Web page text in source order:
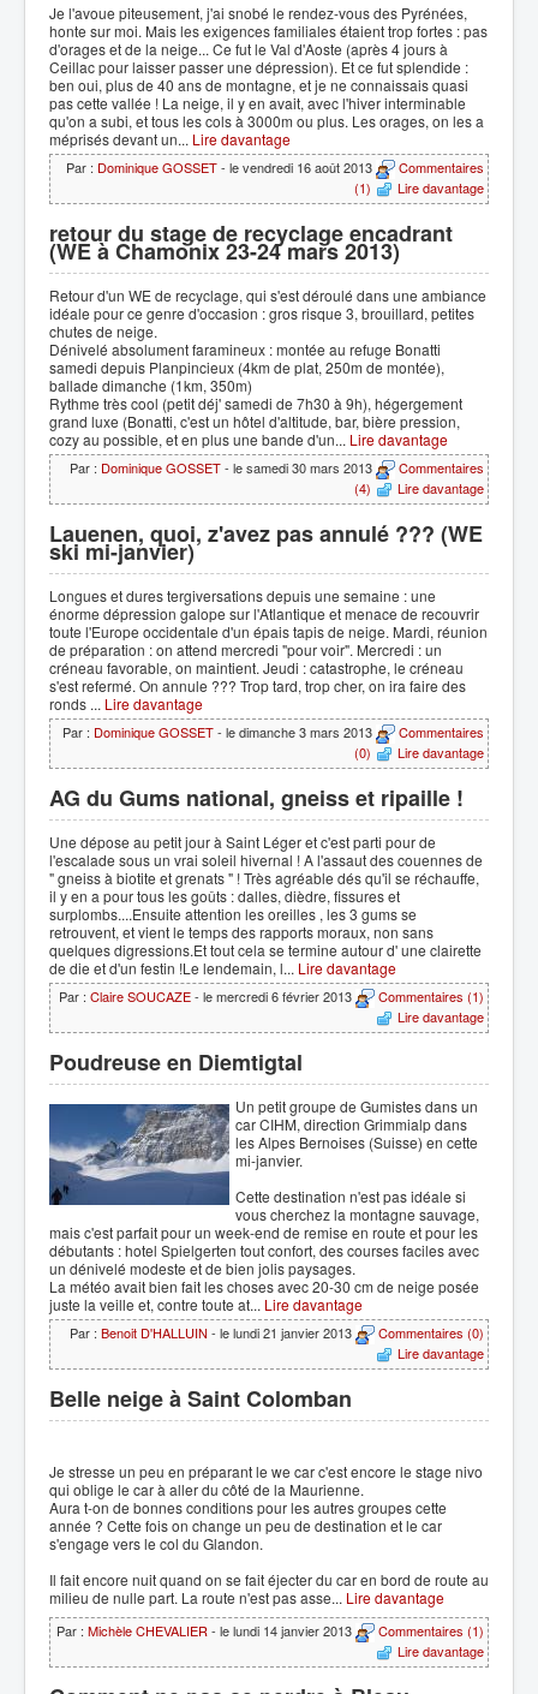
Je l'avoue piteusement, j'ai snobé le rendez-vous des Pyrénées,
honte sur moi. Mais les exigences familiales étaient trop fortes : pas
d'orages et de la neige... Ce fut le Val d'Aoste (après 4 jours à
Ceillac pour laisser passer une dépression). Et ce fut splendide :
ben oui, plus de 40 ans de montagne, et je ne connaissais quasi
pas cette vallée ! La neige, il y en avait, avec l'hiver interminable
qu'on a subi, et tous les cols à 3000m ou plus. Les orages, on les a
méprisés devant un... Lire davantage
Par : Dominique GOSSET- le vendredi 16 août 2013
Commentaires
(1)
Lire davantage
retour du stage de recyclage encadrant
(WE à Chamonix 23-24 mars 2013)
Retour d'un WE de recyclage, qui s'est déroulé dans une ambiance
idéale pour ce genre d'occasion : gros risque 3, brouillard, petites
chutes de neige.
Dénivelé absolument faramineux : montée au refuge Bonatti
samedi depuis Planpincieux (4km de plat, 250m de montée),
ballade dimanche (1km, 350m)
Rythme très cool (petit déj' samedi de 7h30 à 9h), hégergement
grand luxe (Bonatti, c'est un hôtel d'altitude, bar, bière pression,
cozy au possible, et en plus une bande d'un... Lire davantage
Par : Dominique GOSSET- le samedi 30 mars 2013
Commentaires
(4)
Lire davantage
Lauenen, quoi, z'avez pas annulé ??? (WE
ski mi-janvier)
Longues et dures tergiversations depuis une semaine : une
énorme dépression galope sur l'Atlantique et menace de recouvrir
toute l'Europe occidentale d'un épais tapis de neige. Mardi, réunion
de préparation : on attend mercredi "pour voir". Mercredi : un
créneau favorable, on maintient. Jeudi : catastrophe, le créneau
s'est refermé. On annule ??? Trop tard, trop cher, on ira faire des
ronds ... Lire davantage
Par : Dominique GOSSET- le dimanche 3 mars 2013
Commentaires
(0)
Lire davantage
AG du Gums national, gneiss et ripaille !
Une dépose au petit jour à Saint Léger et c'est parti pour de
l'escalade sous un vrai soleil hivernal ! A l'assaut des couennes de
" gneiss à biotite et grenats " ! Très agréable dés qu'il se réchauffe,
il y en a pour tous les goûts : dalles, dièdre, fissures et
surplombs....Ensuite attention les oreilles , les 3 gums se
retrouvent, et vient le temps des rapports moraux, non sans
quelques digressions.Et tout cela se termine autour d' une clairette
de die et d'un festin !Le lendemain, l... Lire davantage
Par : Claire SOUCAZE- le mercredi 6 février 2013
Commentaires (1)
Lire davantage
Poudreuse en Diemtigtal
Un petit groupe de Gumistes dans un
car CIHM, direction Grimmialp dans
les Alpes Bernoises (Suisse) en cette
mi-janvier.
Cette destination n'est pas idéale si
vous cherchez la montagne sauvage,
mais c'est parfait pour un week-end de remise en route et pour les
débutants : hotel Spielgerten tout confort, des courses faciles avec
un dénivelé modeste et de bien jolis paysages.
La météo avait bien fait les choses avec 20-30 cm de neige posée
juste la veille et, contre toute at... Lire davantage
Par : Benoit D'HALLUIN - le lundi 21 janvier 2013
Commentaires (0)
Lire davantage
Belle neige à Saint Colomban
Je stresse un peu en préparant le we car c'est encore le stage nivo
qui oblige le car à aller du côté de la Maurienne.
Aura t-on de bonnes conditions pour les autres groupes cette
année ? Cette fois on change un peu de destination et le car
s'engage vers le col du Glandon.
Il fait encore nuit quand on se fait éjecter du car en bord de route au
milieu de nulle part. La route n'est pas asse... Lire davantage
Par : Michèle CHEVALIER - le lundi 14 janvier 2013
Commentaires (1)
Lire davantage